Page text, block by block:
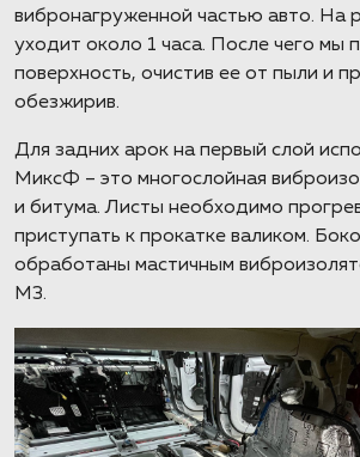
вибронагруженной частью авто. На
уходит около 1 часа. После чего мы
поверхность, очистив ее от пыли и
обезжирив.
Для задних арок на первый слой
МиксФ – это многослойная
и битума. Листы необходимо
приступать к прокатке валиком.
обработаны мастичным
М3.